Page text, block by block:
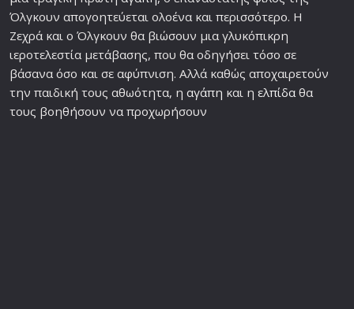
Όλγκουν απογοητεύεται ολοένα και περισσότερο. Η
Ζεχρά και ο Όλγκουν θα βιώσουν μια γλυκόπικρη
ιεροτελεστία μετάβασης, που θα οδηγήσει τόσο σε
βάσανα όσο και σε αφύπνιση. Αλλά καθώς αποχαιρετούν
την παιδική τους αθωότητα, η αγάπη και η ελπίδαθα
τους βοηθήσουν να προχωρήσουν